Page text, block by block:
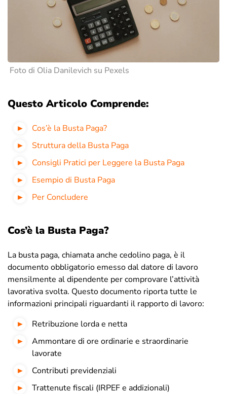
Foto di Olia Danilevich su Pexels
Questo Articolo Comprende:
Cos’è la Busta Paga?
Struttura della Busta Paga
Consigli Pratici per Leggere la Busta Paga
Esempio di Busta Paga
Per Concludere
Cos’è la Busta Paga?
La busta paga, chiamata anche cedolino paga, è il
documento obbligatorio emesso dal datore di lavoro
mensilmente al dipendente per comprovare l’attività
lavorativa svolta. Questo documento riporta tutte le
informazioni principali riguardanti il rapporto di lavoro:
Retribuzione lorda e netta
Ammontare di ore ordinarie e straordinarie
lavorate
Contributi previdenziali
Trattenute fiscali (IRPEF e addizionali)